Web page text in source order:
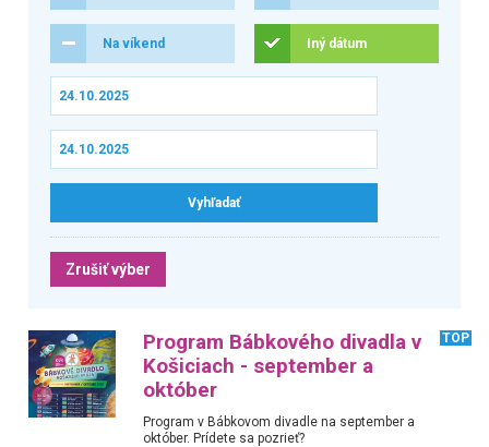
Na víkend Iný dátum
Zrušiť výber
Program Bábkového divadla v
Košiciach - september a
október
TOP
Program v Bábkovom divadle na september a
október. Prídete sa pozrieť?